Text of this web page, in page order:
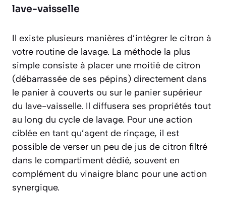
lave-vaisselle
Il existe plusieurs manières d’intégrer le citron à
votre routine de lavage. La méthode la plus
simple consiste à placer une moitié de citron
(débarrassée de ses pépins) directement dans
le panier à couverts ou sur le panier supérieur
du lave-vaisselle. Il diffusera ses propriétés tout
au long du cycle de lavage. Pour une action
ciblée en tant qu’agent de rinçage, il est
possible de verser un peu de jus de citron filtré
dans le compartiment dédié, souvent en
complément du vinaigre blanc pour une action
synergique.